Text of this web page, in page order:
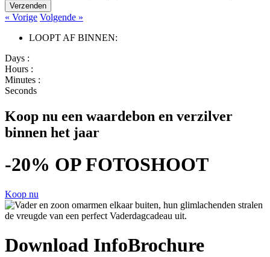
Verzenden
« Vorige Volgende »
LOOPT AF BINNEN:
Days :
Hours :
Minutes :
Seconds
Koop nu een waardebon en verzilver
binnen het jaar
-20% OP FOTOSHOOT
Koop nu
Download InfoBrochure